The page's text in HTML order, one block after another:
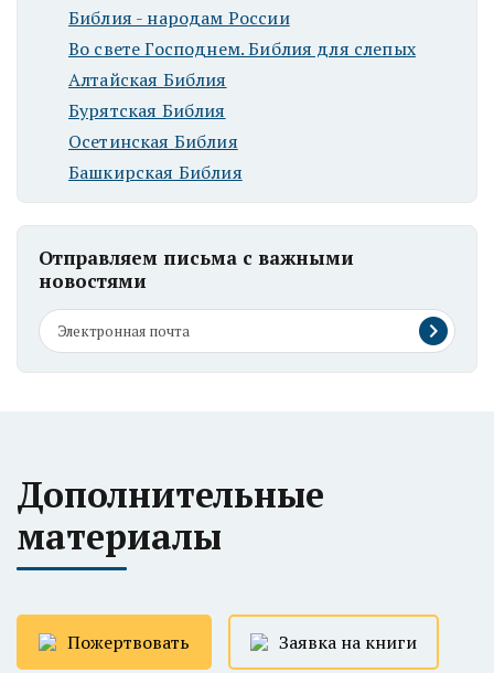
Библия - народам России
Во свете Господнем. Библия для слепых
Алтайская Библия
Бурятская Библия
Осетинская Библия
Башкирская Библия
Отправляем письма с важными
новостями
Дополнительные
материалы
Пожертвовать Заявка на книги